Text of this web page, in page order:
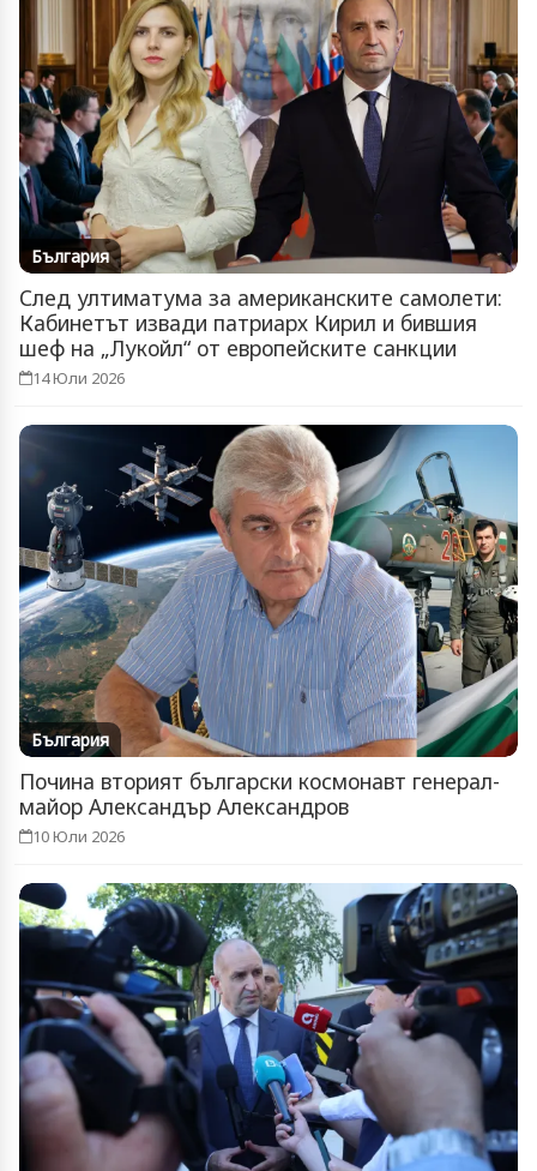
България
След ултиматума за американските самолети:
Кабинетът извади патриарх Кирил и бившия
шеф на „Лукойл“ от европейските санкции
14 Юли 2026
България
Почина вторият български космонавт генерал-
майор Александър Александров
10 Юли 2026